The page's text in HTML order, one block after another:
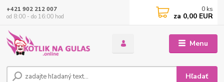
Menu
Hľadať
+421 902 212 007
od 8:00 - do 16:00 hod
0 ks
za 0,00 EUR